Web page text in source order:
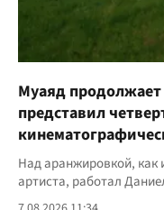
Муаяд продолжает
представил
Над аранжировкой,
артиста, работал